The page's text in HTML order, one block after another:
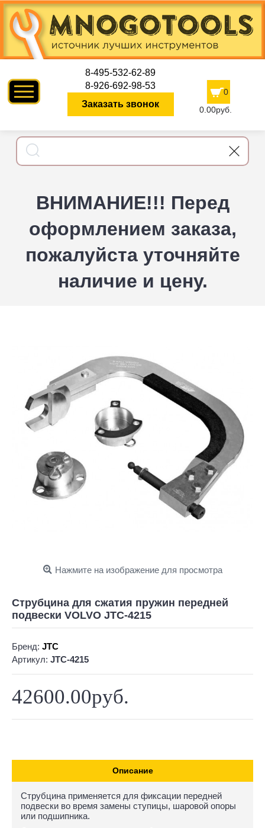
8-495-532-62-89
8-926-692-98-53
Заказать звонок
0
0.00руб.
ВНИМАНИЕ!!! Перед
оформлением заказа,
пожалуйста уточняйте
наличие и цену.
Нажмите на изображение для просмотра
Струбцина для сжатия пружин передней
подвески VOLVO JTC-4215
Бренд: JTC
Артикул: JTC-4215
42600.00руб.
Описание
Струбцина применяется для фиксации передней
подвески во время замены ступицы, шаровой опоры
или подшипника.